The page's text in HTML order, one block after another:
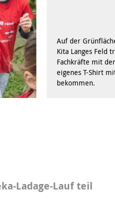
& Pflege
& Hilfe
Familie
Jugendliche
Ältere
Auf der
Kita Langes Feld
Fachkräfte mit
eigenes T-Shirt
bekommen.
Ladage-Lauf teil